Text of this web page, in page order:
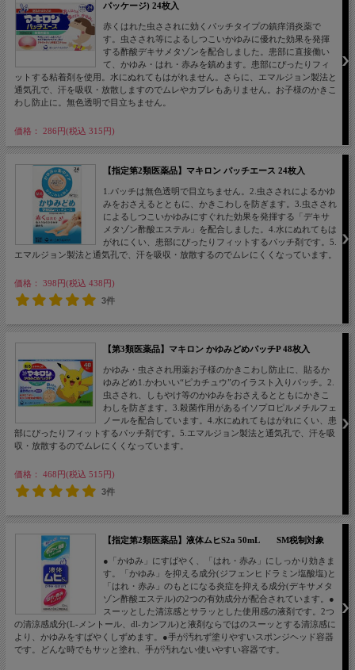
パッケージ) 24枚入
赤くはれた虫さされに効くパッチタイプの鎮痒消炎薬で
す。虫さされ等によるしつこいかゆみに優れた効果を発揮
する酢酸デキサメタゾンを配合しました。患部に直接働い
て、かゆみ・はれ・赤みを鎮めます。患部にぴったりフィ
ットする粘着剤を使用。水にぬれてもはがれません。さらに、エマルジョン製法と
通気孔で、汗を吸収・放散しますのでムレやカブレもありません。お子様のかきこ
わし防止に。無色透明で目立ちません。
価格： 286円(税込 315円)
【指定第2類医薬品】マキロン パッチエース 24枚入
1.パッチは無色透明で目立ちません。2.虫さされによるかゆ
みをおさえるとともに、かきこわしを防ぎます。3.虫さされ
によるしつこいかゆみにすぐれた効果を発揮する「デキサ
メタゾン酢酸エステル」を配合しました。4.水にぬれてもは
がれにくい、患部にぴったりフィットするパッチ剤です。5.
エマルジョン製法と通気孔で、汗を吸収・放散するのでムレにくくなっています。
価格： 398円(税込 438円)
3件
【第3類医薬品】マキロン かゆみどめパッチP 48枚入
かゆみ・虫さされ用薬お子様のかきこわし防止に、貼るか
ゆみどめ1.かわいい“ピカチュウ”のイラスト入りパッチ。2.
虫さされ、しもやけ等のかゆみをおさえるとともにかきこ
わしを防ぎます。3.殺菌作用があるイソプロピルメチルフェ
ノールを配合しています。4.水にぬれてもはがれにくい、患
部にぴったりフィットするパッチ剤です。5.エマルジョン製法と通気孔で、汗を吸
収・放散するのでムレにくくなっています。
価格： 468円(税込 515円)
3件
【指定第2類医薬品】液体ムヒS2a 50mL SM税制対象
●「かゆみ」にすばやく、「はれ・赤み」にしっかり効きま
す。「かゆみ」を抑える成分(ジフェンヒドラミン塩酸塩)と
「はれ・赤み」のもとになる炎症を抑える成分(デキサメタ
ゾン酢酸エステル)の2つの有効成分が配合されています。●
スーッとした清涼感とサラッとした使用感の液剤です。2つ
の清涼感成分(L-メントール、dl-カンフル)と液剤ならではのスーッとする清涼感に
より、かゆみをすばやくしずめます。●手が汚れず塗りやすいスポンジヘッド容器
です。どんな時でもサッと塗れ、手が汚れない使いやすい容器です。